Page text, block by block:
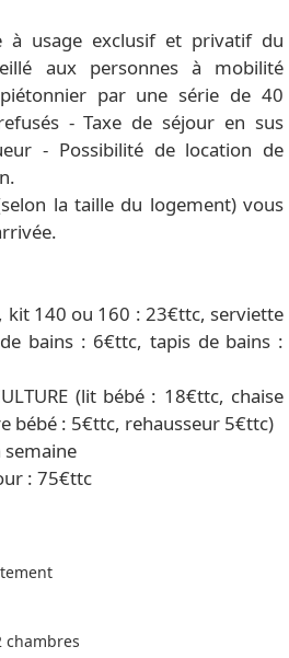
à usage exclusif et privatif du
aux personnes à mobilité
par une série de 40
- Taxe de séjour en sus
- Possibilité de location de
la taille du logement) vous
kit 140 ou 160 : 23€ttc, serviette
bains : 6€ttc, tapis de bains :
(lit bébé : 18€ttc, chaise
bébé : 5€ttc, rehausseur 5€ttc)
semaine
: 75€ttc
chambres